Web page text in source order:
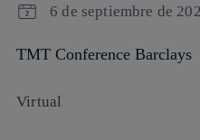
6 de septiembre de
TMT Conference Barclays
Virtual